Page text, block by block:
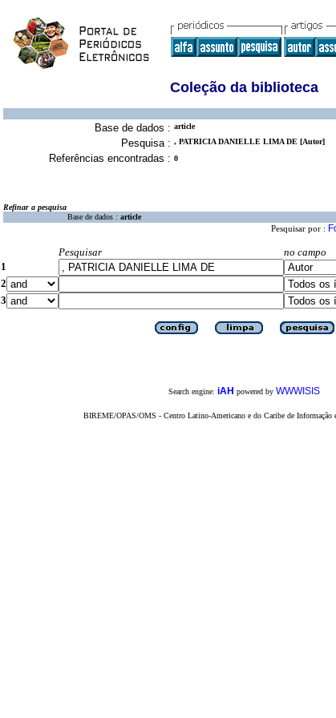
Coleção da biblioteca
Base de dados : article
Pesquisa : , PATRICIA DANIELLE LIMA DE [Autor]
Referências encontradas : 0
Refinar a pesquisa
Base de dados : article
Pesquisar por :
Pesquisar
no campo
1
2
3
Search engine: iAH powered by WWWISIS
BIREME/OPAS/OMS - Centro Latino-Americano e do Caribe de Informação